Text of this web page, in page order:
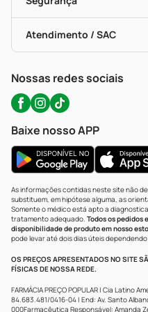
Troca E Devolução
Bulas De A A Z
Políticas De Marketplace
Testes Rápidos
Autoteste Covid-19
Certificado De Segurança
Portal Da Privacidade
Atendimento / SAC
WhatsApp (47) 9202-1687
Nossas redes sociais
Baixe nosso APP
As informações contidas neste site não
substituem, em hipótese alguma, as
Somente o médico está apto a
tratamento adequado. Todos os
disponibilidade de produto em nosso
pode levar até dois dias úteis
OS PREÇOS APRESENTADOS NO SITE
FÍSICAS DE NOSSA REDE.
FARMÁCIA PREÇO POPULAR | Cia Latino
84.683.481/0416-04 | End: Av. Santo
000Farmacêutica Responsável: Amanda